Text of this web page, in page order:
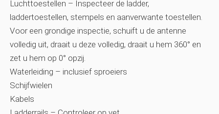
Luchttoestellen – Inspecteer de ladder,
laddertoestellen, stempels en aanverwante toestellen.
Voor een grondige inspectie, schuift u de antenne
volledig uit, draait u deze volledig, draait u hem 360° en
zet u hem op 0° opzij.
Waterleiding – inclusief sproeiers
Schijfwielen
Kabels